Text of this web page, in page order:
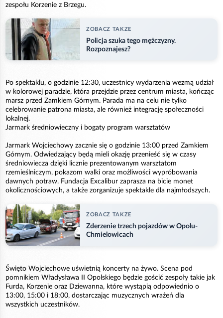
zespołu Korzenie z Brzegu.
ZOBACZ TAKZE
Policja szuka tego mężczyzny.
Rozpoznajesz?
Po spektaklu, o godzinie 12:30, uczestnicy wydarzenia wezmą udział
w kolorowej paradzie, która przejdzie przez centrum miasta, kończąc
marsz przed Zamkiem Górnym. Parada ma na celu nie tylko
celebrowanie patrona miasta, ale również integrację społeczności
lokalnej.
Jarmark średniowieczny i bogaty program warsztatów
Jarmark Wojciechowy zacznie się o godzinie 13:00 przed Zamkiem
Górnym. Odwiedzający będą mieli okazję przenieść się w czasy
średniowiecza dzięki licznie prezentowanym warsztatom
rzemieślniczym, pokazom walki oraz możliwości wypróbowania
dawnych potraw. Fundacja Excalibur zaprasza na bicie monet
okolicznościowych, a także zorganizuje spektakle dla najmłodszych.
ZOBACZ TAKZE
Zderzenie trzech pojazdów w Opolu-
Chmielowicach
Święto Wojciechowe uświetnią koncerty na żywo. Scena pod
pomnikiem Władysława II Opolskiego będzie gościć zespoły takie jak
Furda, Korzenie oraz Dziewanna, które wystąpią odpowiednio o
13:00, 15:00 i 18:00, dostarczając muzycznych wrażeń dla
wszystkich uczestników.